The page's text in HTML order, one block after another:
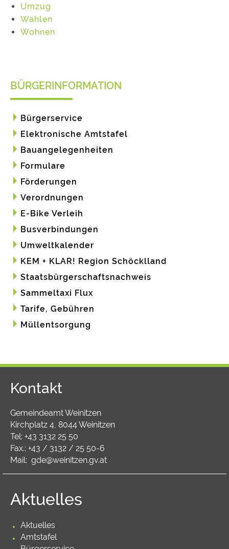
Umzug
Wahlen
Wohnen
BÜRGERINFORMATION
Bürgerservice
Elektronische Amtstafel
Bauangelegenheiten
Formulare
Förderungen
Verordnungen
E-Bike Verleih
Busverbindungen
Umweltkalender
KEM + KLAR! Region Schöcklland
Staatsbürgerschaftsnachweis
Sammeltaxi Flux
Tarife, Gebühren
Müllentsorgung
Kontakt
Gemeindeamt Weinitzen
Kirchplatz 4, 8044 Weinitzen
Tel: +43 3132 25 50
Fax.: +43 / 3132 / 25 50-6
Mail: gde@weinitzen.gv.at
Aktuelles
Aktuelles
Amtstafel